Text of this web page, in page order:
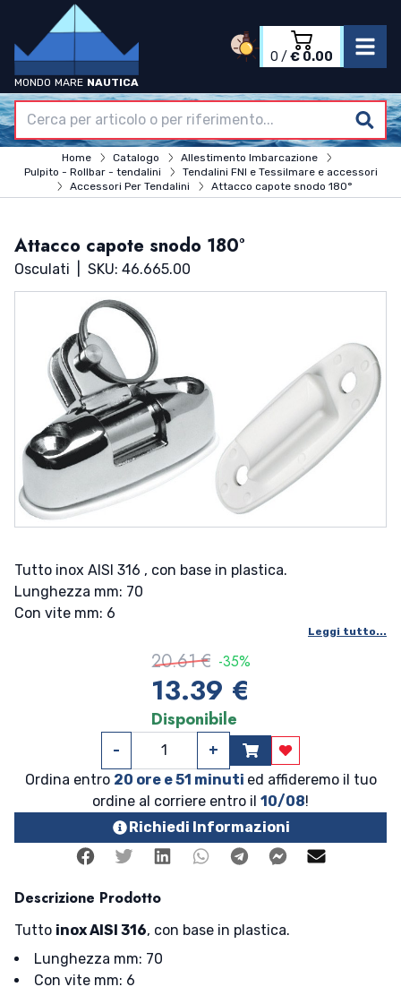
MONDO MARE NAUTICA
0 / € 0.00
Accedi
Home
Azienda
Catalogo
Contatti
Home Catalogo
Allestimento Imbarcazione
Pulpito - Rollbar - tendalini
Tendalini FNI e Tessilmare e accessori
Accessori Per Tendalini
Attacco capote snodo 180°
Attacco capote snodo 180°
Osculati SKU: 46.665.00
Tutto inox AISI 316 , con base in plastica.
Lunghezza mm: 70
Con vite mm: 6
Leggi tutto...
20.61 € -35%
13.39 €
Disponibile
- + Aggiungi ai
Ordina entro 20 ore e 51 minuti ed affideremo il tuo
ordine al corriere entro il 10/08!
Richiedi Informazioni
FacebookTwitterLinkedinWhatsappTelegramFacebook
Descrizione Prodotto
Tutto inox AISI 316, con base in plastica.
Lunghezza mm: 70
Con vite mm: 6